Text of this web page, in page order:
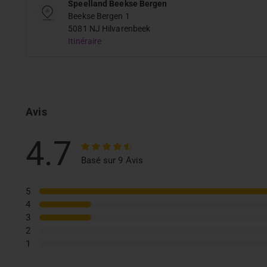
Speelland Beekse Bergen
Beekse Bergen 1
5081 NJ Hilvarenbeek
Itinéraire
Avis
4.7 Basé sur 9 Avis
5
4
3
2
1